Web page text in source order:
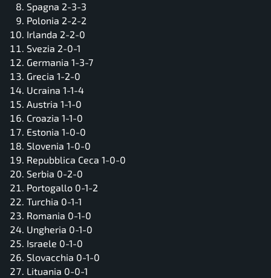
Spagna 2-3-3
Polonia 2-2-2
Irlanda 2-2-0
Svezia 2-0-1
Germania 1-3-7
Grecia 1-2-0
Ucraina 1-1-4
Austria 1-1-0
Croazia 1-1-0
Estonia 1-0-0
Slovenia 1-0-0
Repubblica Ceca 1-0-0
Serbia 0-2-0
Portogallo 0-1-2
Turchia 0-1-1
Romania 0-1-0
Ungheria 0-1-0
Israele 0-1-0
Slovacchia 0-1-0
Lituania 0-0-1